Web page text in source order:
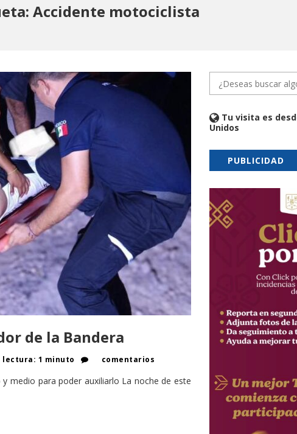
Accidente motociclista
de la Bandera
lectura: 1 minuto comentarios
medio para poder auxiliarlo La noche de este
Tu visita es
Unidos
PUBLICIDAD